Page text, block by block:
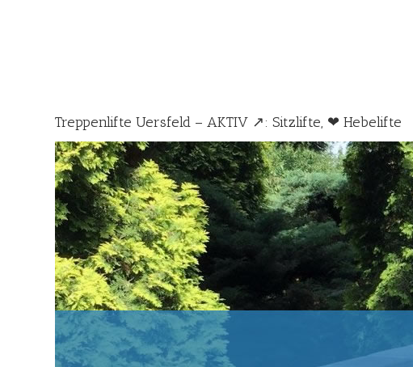
Treppenlifte Uersfeld – AKTIV ↗️: Sitzlifte, ❤ Hebelifte